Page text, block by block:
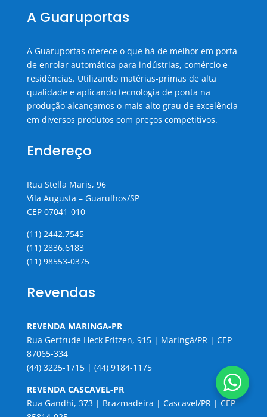
A Guaruportas
A Guaruportas oferece o que há de melhor em porta
de enrolar automática para indústrias, comércio e
residências. Utilizando matérias-primas de alta
qualidade e aplicando tecnologia de ponta na
produção alcançamos o mais alto grau de excelência
em diversos produtos com preços competitivos.
Endereço
Rua Stella Maris, 96
Vila Augusta – Guarulhos/SP
CEP 07041-010
(11) 2442.7545
(11) 2836.6183
(11) 98553-0375
Revendas
REVENDA MARINGA-PR
Rua Gertrude Heck Fritzen, 915 | Maringá/PR | CEP
87065-334
(44) 3225-1715 | (44) 9184-1175
REVENDA CASCAVEL-PR
Rua Gandhi, 373 | Brazmadeira | Cascavel/PR | CEP